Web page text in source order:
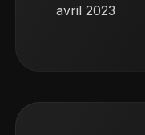
avril 2023